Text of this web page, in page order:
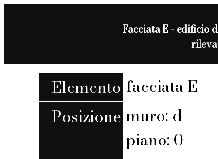
Facciata E - edificio
Elemento facciata E
Posizione muro: d
piano: 0